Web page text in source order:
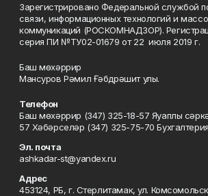
Зарегистрировано Федеральной службой
связи, информационных технологий и
коммуникаций (РОСКОМНАДЗОР).
серия ПИ №ТУ02-01679 от 22 июля 2019 г.
Баш мөхәррир
Мансуров Рәмил Ғәбдрәшит улы.
Телефон
Баш мөхәррир (347) 325-18-57 Яуаплы
57 Хәбәрселәр (347) 325-75-70
Эл. почта
ashkadar-st@yandex.ru
Адрес
453124, РБ, г. Стерлитамак, ул.